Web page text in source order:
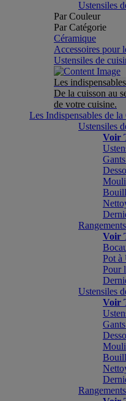
Ustensiles
Par Couleur
Par Catégorie
Céramique
Accessoires pour
Ustensiles de
Les
De la cuisson au
de votre cuisine.
Les Indispensables de
Ustensiles
Voir
Rangements
Voir
Pot à
Pour
Ustensiles
Voir
Rangements